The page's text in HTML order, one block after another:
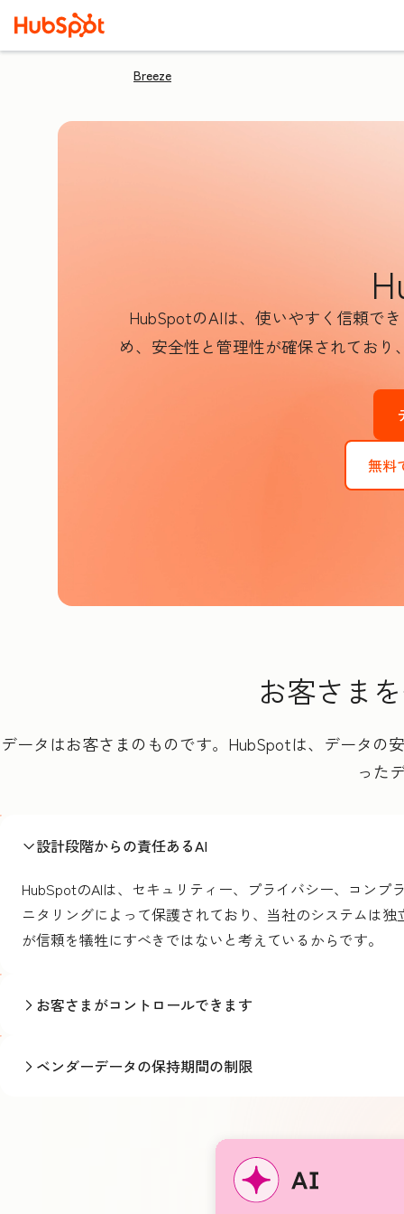
Breeze
HubSpotのAIは、使いやすく信頼で
め、安全性と管理性が確保されてお
無料
お客さま
データはお客さまのものです。HubSpotは、データの
った
設計段階からの責任あるAI
HubSpotのAIは、セキュリティー、プライバシー、コン
ニタリングによって保護されており、当社のシステムは
が信頼を犠牲にすべきではないと考えているからです。
お客さまがコントロールできます
ベンダーデータの保持期間の制限